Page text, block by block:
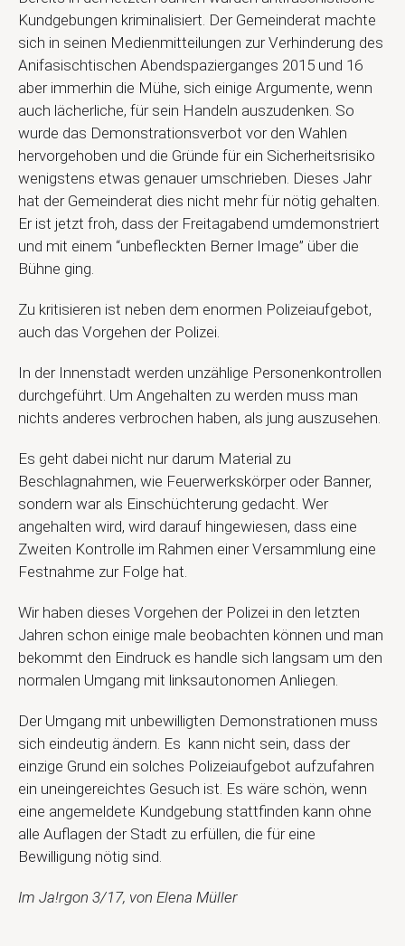
Kundgebungen kriminalisiert. Der Gemeinderat machte
sich in seinen Medienmitteilungen zur Verhinderung des
Anifasischtischen Abendspazierganges 2015 und 16
aber immerhin die Mühe, sich einige Argumente, wenn
auch lächerliche, für sein Handeln auszudenken. So
wurde das Demonstrationsverbot vor den Wahlen
hervorgehoben und die Gründe für ein Sicherheitsrisiko
wenigstens etwas genauer umschrieben. Dieses Jahr
hat der Gemeinderat dies nicht mehr für nötig gehalten.
Er ist jetzt froh, dass der Freitagabend umdemonstriert
und mit einem “unbefleckten Berner Image” über die
Bühne ging.
Zu kritisieren ist neben dem enormen Polizeiaufgebot,
auch das Vorgehen der Polizei.
In der Innenstadt werden unzählige Personenkontrollen
durchgeführt. Um Angehalten zu werden muss man
nichts anderes verbrochen haben, als jung auszusehen.
Es geht dabei nicht nur darum Material zu
Beschlagnahmen, wie Feuerwerkskörper oder Banner,
sondern war als Einschüchterung gedacht. Wer
angehalten wird, wird darauf hingewiesen, dass eine
Zweiten Kontrolle im Rahmen einer Versammlung eine
Festnahme zur Folge hat.
Wir haben dieses Vorgehen der Polizei in den letzten
Jahren schon einige male beobachten können und man
bekommt den Eindruck es handle sich langsam um den
normalen Umgang mit linksautonomen Anliegen.
Der Umgang mit unbewilligten Demonstrationen muss
sich eindeutig ändern. Es kann nicht sein, dass der
einzige Grund ein solches Polizeiaufgebot aufzufahren
ein uneingereichtes Gesuch ist. Es wäre schön, wenn
eine angemeldete Kundgebung stattfinden kann ohne
alle Auflagen der Stadt zu erfüllen, die für eine
Bewilligung nötig sind.
Im Ja!rgon 3/17, von Elena Müller